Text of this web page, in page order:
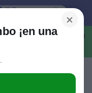
×
¡en una
0.0355 Cc